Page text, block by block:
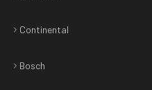
Continental
Bosch